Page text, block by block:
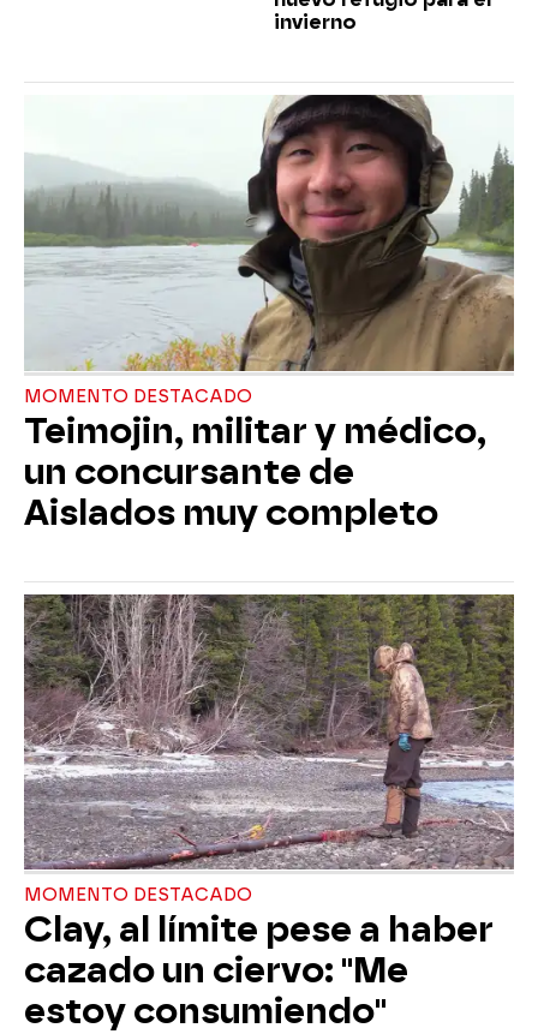
invierno
MOMENTO DESTACADO
Teimojin, militar y médico,
un concursante de
Aislados muy completo
MOMENTO DESTACADO
Clay, al límite pese a haber
cazado un ciervo: "Me
estoy consumiendo"